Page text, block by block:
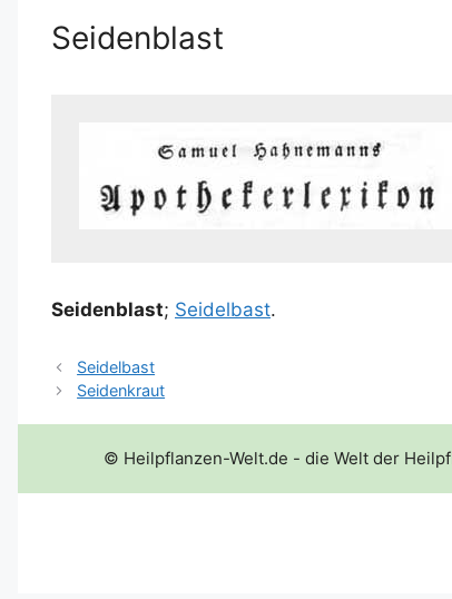
Seidenblast
Sei­den­blast; Sei­del­bast.
Seidelbast
Seidenkraut
© Heilpflanzen-Welt.de - die Welt der